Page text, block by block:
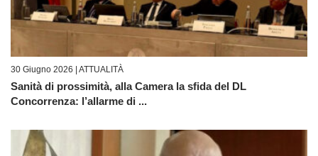
30 Giugno 2026 | ATTUALITÀ
Sanità di prossimità, alla Camera la sfida del DL
Concorrenza: l’allarme di ...